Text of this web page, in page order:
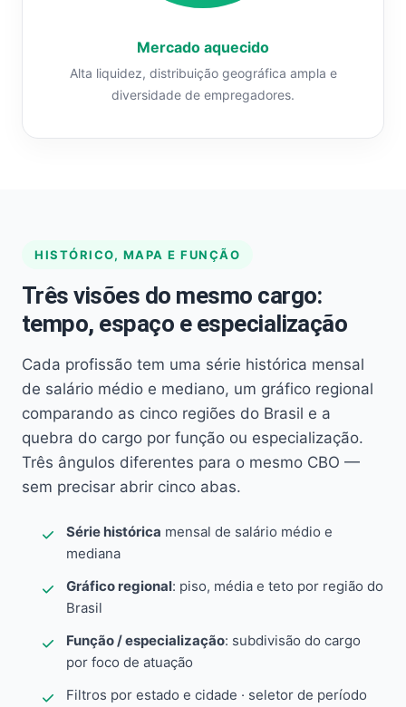
Mercado aquecido
Alta liquidez, distribuição geográfica ampla e
diversidade de empregadores.
HISTÓRICO, MAPA E FUNÇÃO
Três visões do mesmo cargo:
tempo, espaço e especialização
Cada profissão tem uma série histórica mensal
de salário médio e mediano, um gráfico regional
comparando as cinco regiões do Brasil e a
quebra do cargo por função ou especialização.
Três ângulos diferentes para o mesmo CBO —
sem precisar abrir cinco abas.
Série histórica mensal de salário médio e
mediana
Gráfico regional: piso, média e teto por região do
Brasil
Função / especialização: subdivisão do cargo
por foco de atuação
Filtros por estado e cidade · seletor de período